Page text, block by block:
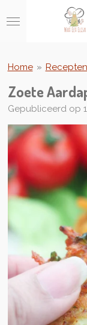
direct
hoofdinhoud
Home » Recepten
Zoete
Gepubliceerd op